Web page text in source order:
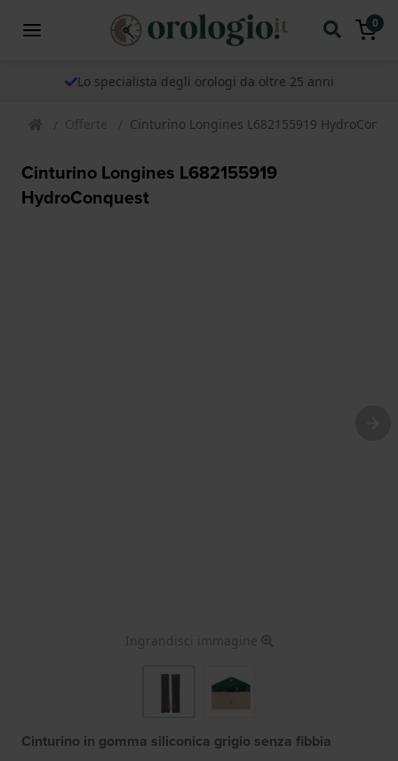
0
Lo specialista degli orologi da oltre 25 anni
Offerte Cinturino Longines L682155919
Cinturino Longines L682155919
HydroConquest
Ingrandisci immagine
Cinturino in gomma siliconica grigio senza fibbia